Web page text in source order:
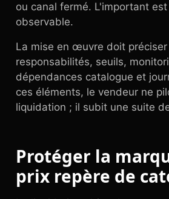
ou canal fermé. L'important
observable.
La mise en œuvre doit
responsabilités, seuils,
dépendances catalogue et
ces éléments, le vendeur ne
liquidation ; il subit une suite
Protéger la
prix repère de